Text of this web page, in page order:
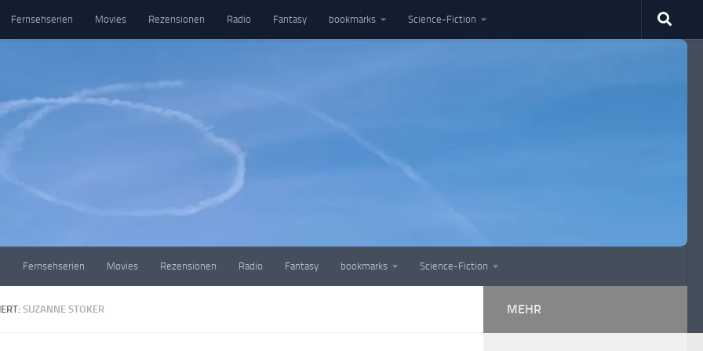
Fernsehserien Movies Rezensionen Radio Fantasy bookmarks Science-Fiction
Fernsehserien Movies Rezensionen Radio Fantasy bookmarks Science-Fiction
SUZANNE STOKER MEHR